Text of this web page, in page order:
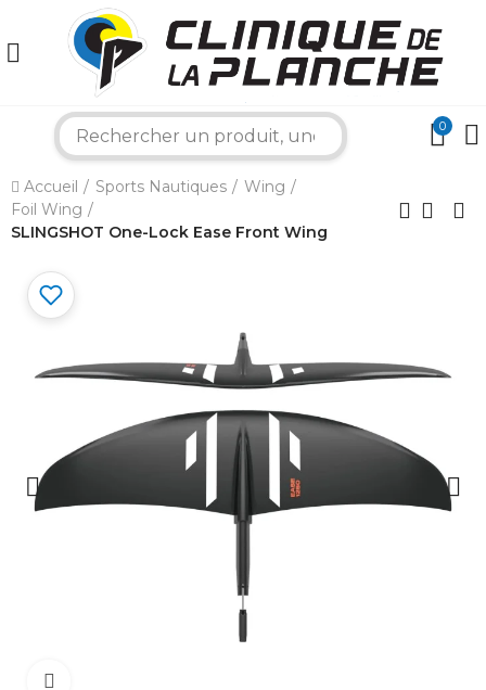
0
Accueil Sports Nautiques
Wing
Foil Wing
SLINGSHOT One-Lock Ease Front Wing
×
Bonjour ! Je suis votre expert nautique.
Comment puis-je vous aider aujourd'hui ?